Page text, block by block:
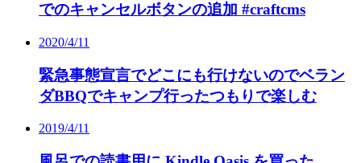
でのキャンセルボタンの追加 #craftcms
2020/4/11
緊急事態宣言でどこにも行けないのでベラン
ダBBQでキャンプ行ったつもりで楽しむ
2019/4/11